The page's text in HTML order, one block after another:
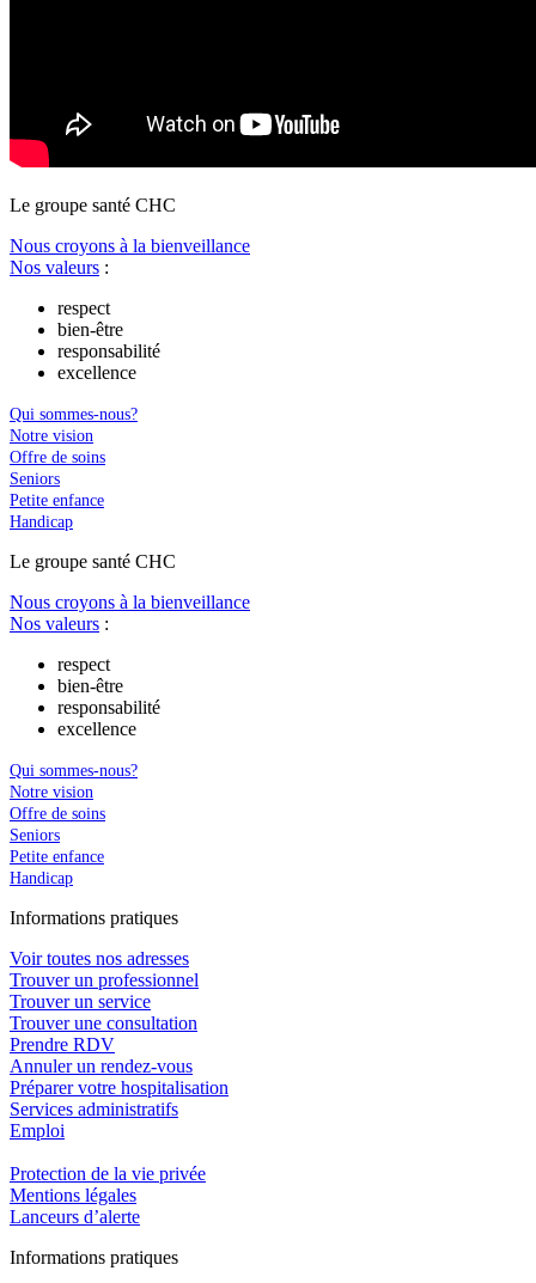
Le groupe santé CHC
Nous croyons à la bienveillance
Nos valeurs :
respect
bien-être
responsabilité
excellence
Qui sommes-nous?
Notre vision
Offre de soins
Seniors
Petite enfance
Handicap
Le groupe santé CHC
Nous croyons à la bienveillance
Nos valeurs :
respect
bien-être
responsabilité
excellence
Qui sommes-nous?
Notre vision
Offre de soins
Seniors
Petite enfance
Handicap
Informations pratiques
Voir toutes nos adresses
Trouver un professionnel
Trouver un service
Trouver une consultation
Prendre RDV
Annuler un rendez-vous
Préparer votre hospitalisation
Services administratifs
Emploi​
Protection de la vie privée
Mentions légales
Lanceurs d’alerte
Informations pratiques